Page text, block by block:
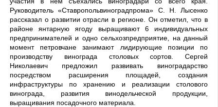
Руководитель «Ставропольвиноградпрома» С. Н. Лысенко
рассказал о развитии отрасли в регионе. Он отметил, что в
районе янтарную ягоду выращивают 6 индивидуальных
предпринимателей и одно сельхозпредприятие, на данный
момент петровчане занимают лидирующие позиции по
производству винограда столовых сортов. Сергей
Николаевич предложил развивать виноградарство
посредством расширения площадей, создания
инфраструктуры по хранению и реализации столового
винограда, развития винодельческой продукции,
выращивания посадочного материала.